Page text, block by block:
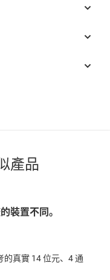
產品
裝置不同。
的真實 14 位元、4 通